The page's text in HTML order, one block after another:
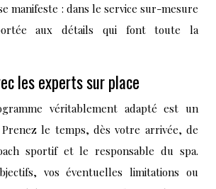
manifeste : dans le service sur-mesure
aux détails qui font toute la
les experts sur place
véritablement adapté est un
le temps, dès votre arrivée, de
sportif et le responsable du spa.
vos éventuelles limitations ou